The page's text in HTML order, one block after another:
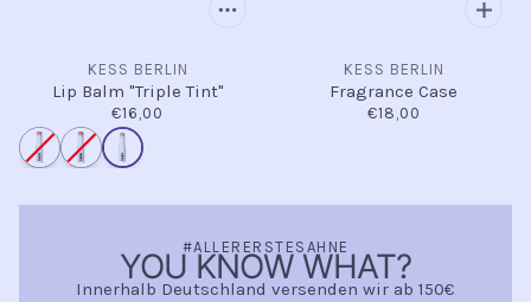
KESS BERLIN
Lip Balm "Triple Tint"
€16,00
#ALLERERSTESAHNE
YOU KNOW WHAT?
Innerhalb Deutschland versenden wir ab 150€
KESS BERLIN
Fragrance Case
€18,00